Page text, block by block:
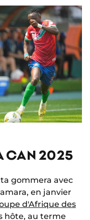
CAN 2025
gommera avec
en janvier
d'Afrique des
hôte, au terme